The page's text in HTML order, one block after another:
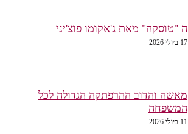
ה "טוסקה" מאת ג'אקומו פוצ'יני
17 ביולי 2026
מאשה והדוב ההרפתקה הגדולה לכל
המשפחה
11 ביולי 2026